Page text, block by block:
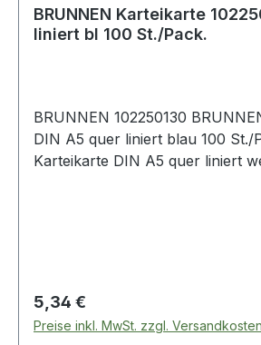
BRUNNEN Karteikarte
liniert bl 100 St./Pack.
BRUNNEN 102250130
DIN A5 quer liniert blau 100 St./Pack. BRUNNEN
Karteikarte DIN A5 quer liniert
Regulärer Preis:
5,34 €
Preise inkl. MwSt. zzgl. Versandkosten